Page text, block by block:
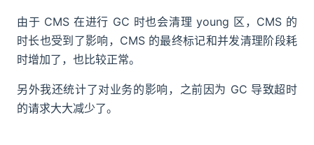
由于 CMS 在进行 GC 时也会清理 young 区，CMS 的
时长也受到了影响，CMS 的最终标记和并发清理阶段耗
时增加了，也比较正常。
另外我还统计了对业务的影响，之前因为 GC 导致超时
的请求大大减少了。